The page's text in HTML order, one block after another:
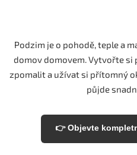
Podzim je o pohodě, teple a
domov domovem. Vytvořte si
zpomalit a užívat si přítomný
půjde
👉 Objevte